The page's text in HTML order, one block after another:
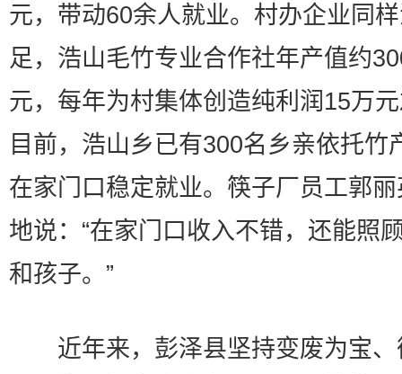
元，带动60余人就业。村办企业同
足，浩山毛竹专业合作社年产值约
元，每年为村集体创造纯利润15万
目前，浩山乡已有300名乡亲依托竹
在家门口稳定就业。筷子厂员工郭
地说：“在家门口收入不错，还能照
和孩子。”
近年来，彭泽县坚持变废为宝、